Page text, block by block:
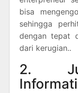
bisa
sehingga
dengan tepat
dari kerugian..
2.